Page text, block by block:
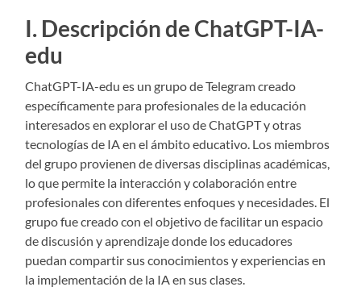
I. Descripción de ChatGPT-IA-
edu
ChatGPT-IA-edu es un grupo de Telegram creado
específicamente para profesionales de la educación
interesados en explorar el uso de ChatGPT y otras
tecnologías de IA en el ámbito educativo. Los miembros
del grupo provienen de diversas disciplinas académicas,
lo que permite la interacción y colaboración entre
profesionales con diferentes enfoques y necesidades. El
grupo fue creado con el objetivo de facilitar un espacio
de discusión y aprendizaje donde los educadores
puedan compartir sus conocimientos y experiencias en
la implementación de la IA en sus clases.